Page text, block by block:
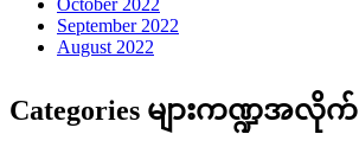
October 2022
September 2022
August 2022
Categories များကဏ္ဍအလိုက်